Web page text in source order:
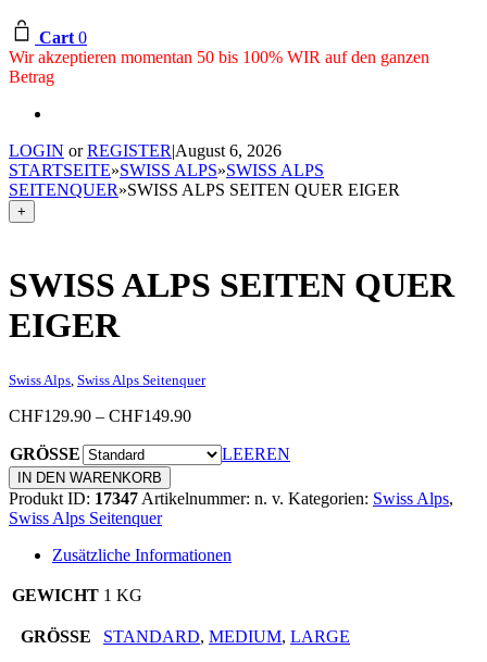
Cart 0
Wir akzeptieren momentan 50 bis 100% WIR auf den ganzen
Betrag
LOGIN orREGISTER|August 6, 2026
STARTSEITE»SWISS ALPS»SWISS ALPS
SEITENQUER»SWISS ALPS SEITEN QUER EIGER
+
SWISS ALPS SEITEN QUER
EIGER
Swiss Alps Swiss Alps Seitenquer
CHF129.90 – CHF149.90Price
CHF129.90
CHF149.90
GRÖSSE
LEEREN
Swiss
Alps
Seiten
Eiger
IN DEN WARENKORB
Produkt ID: 17347 Artikelnummer: n. v. Kategorien: Swiss Alps,
Swiss Alps Seitenquer
Zusätzliche Informationen
GEWICHT 1 KG
GRÖSSE STANDARD, MEDIUM, LARGE